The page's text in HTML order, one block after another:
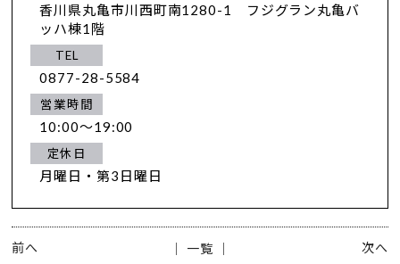
香川県丸亀市川西町南1280-1 フジグラン丸亀バ
ッハ棟1階
TEL
0877-28-5584
営業時間
10:00～19:00
定休日
月曜日・第3日曜日
前へ 次へ
│ 一覧 │